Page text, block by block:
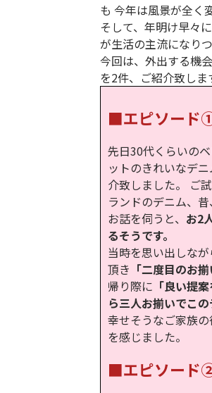
も 今年は風景が全く
そして、年明け早々
が生活の主流になり
今回は、外出する機
を2件、ご紹介致しま
■エピソード①
先日30代くらいの
ットのきれいなデ
介致しました。 ご
ランドのデニム、
お話を伺うと、 お2
るそうです。
当時を思い出しな
頂き 「二度目のお
帰り際に 「良い提
ら三人お揃いでこの
幸せそうなご家族
を感じました。
■エピソード